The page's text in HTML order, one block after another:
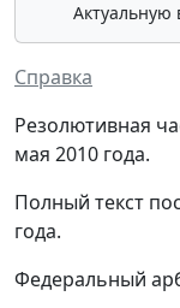
Актуальную
Справка
Резолютивная
мая 2010 года.
Полный текст
года.
Федеральный